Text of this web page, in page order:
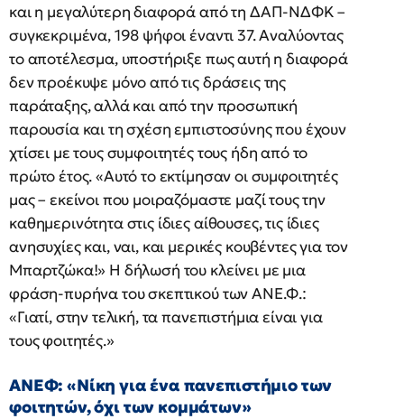
και η μεγαλύτερη διαφορά από τη ΔΑΠ-ΝΔΦΚ –
συγκεκριμένα, 198 ψήφοι έναντι 37. Αναλύοντας
το αποτέλεσμα, υποστήριξε πως αυτή η διαφορά
δεν προέκυψε μόνο από τις δράσεις της
παράταξης, αλλά και από την προσωπική
παρουσία και τη σχέση εμπιστοσύνης που έχουν
χτίσει με τους συμφοιτητές τους ήδη από το
πρώτο έτος. «Αυτό το εκτίμησαν οι συμφοιτητές
μας – εκείνοι που μοιραζόμαστε μαζί τους την
καθημερινότητα στις ίδιες αίθουσες, τις ίδιες
ανησυχίες και, ναι, και μερικές κουβέντες για τον
Μπαρτζώκα!» Η δήλωσή του κλείνει με μια
φράση-πυρήνα του σκεπτικού των ΑΝΕ.Φ.:
«Γιατί, στην τελική, τα πανεπιστήμια είναι για
τους φοιτητές.»
ΑΝΕΦ: «Νίκη για ένα πανεπιστήμιο των
φοιτητών, όχι των κομμάτων»